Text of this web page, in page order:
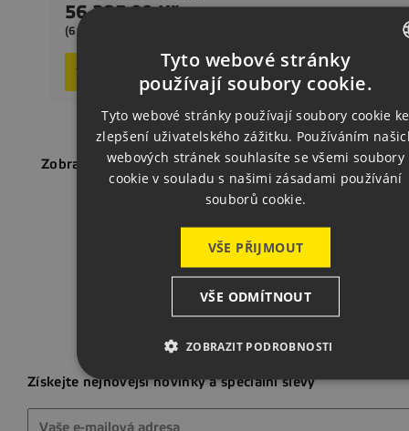
Cena
56 285,00 Kč
Dodání
(68104,85 Kč s DPH)
Poptat produkt
Zobrazení 1-2 z 2 položek
Získejte nejnovější novinky a speciální slevy
ENGLISH
GERMAN
Tyto webové stránky
používají soubory cookie.
Tyto webové stránky používají soubory cookie ke
zlepšení uživatelského zážitku. Používáním
webových stránek souhlasíte se všemi soubory
cookie v souladu s našimi zásadami používání
souborů cookie.
VŠE PŘIJMOUT
VŠE ODMÍTNOUT
ZOBRAZIT PODROBNOSTI